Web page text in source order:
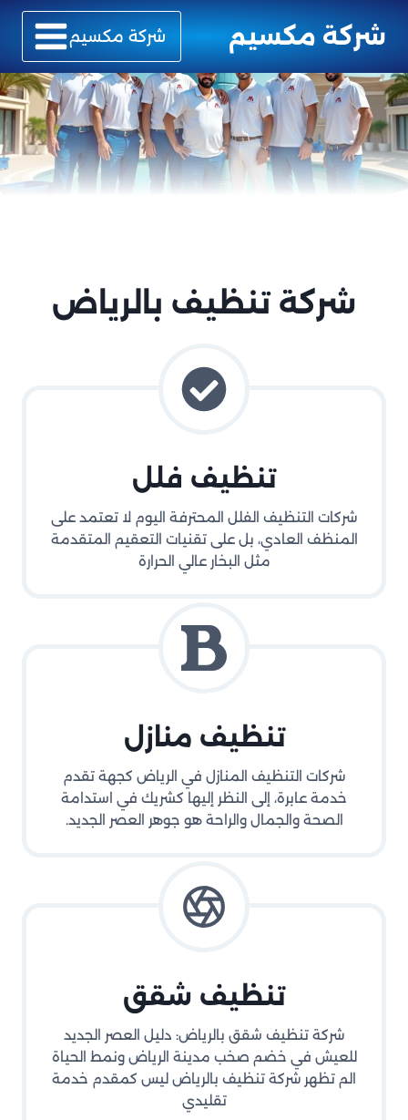
المحتوى
شركة مكسيم شركة مكسيم
شركة تنظيف بالرياض
تنظيف فلل
شركات التنظيف الفلل المحترفة اليوم لا تعتمد على
المنظف العادي، بل على تقنيات التعقيم المتقدمة
مثل البخار عالي الحرارة
تنظيف منازل
شركات التنظيف المنازل في الرياض كجهة تقدم
خدمة عابرة، إلى النظر إليها كشريك في استدامة
الصحة والجمال والراحة هو جوهر العصر الجديد.
تنظيف شقق
شركة تنظيف شقق بالرياض: دليل العصر الجديد
للعيش في خضم صخب مدينة الرياض ونمط الحياة
الم تظهر شركة تنظيف بالرياض ليس كمقدم خدمة
تقليدي